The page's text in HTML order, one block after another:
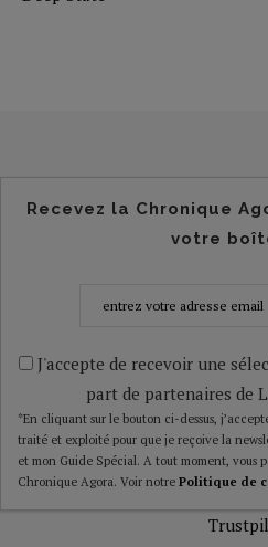
Recevez la Chronique
votre
J'accepte de recevoir une
part de partenaires de
*En cliquant sur le bouton ci-dessus,
traité et exploité pour que je reçoive la
et mon Guide Spécial. A tout moment, vous
Chronique Agora. Voir notre Politique de